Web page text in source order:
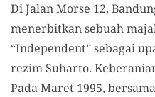
Di Jalan Morse 12,
menerbitkan sebuah
“Independent” sebagai
rezim Suharto.
Pada Maret 1995,